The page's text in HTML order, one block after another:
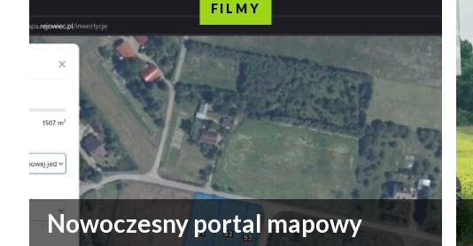
FILMY
Nowoczesny portal mapowy